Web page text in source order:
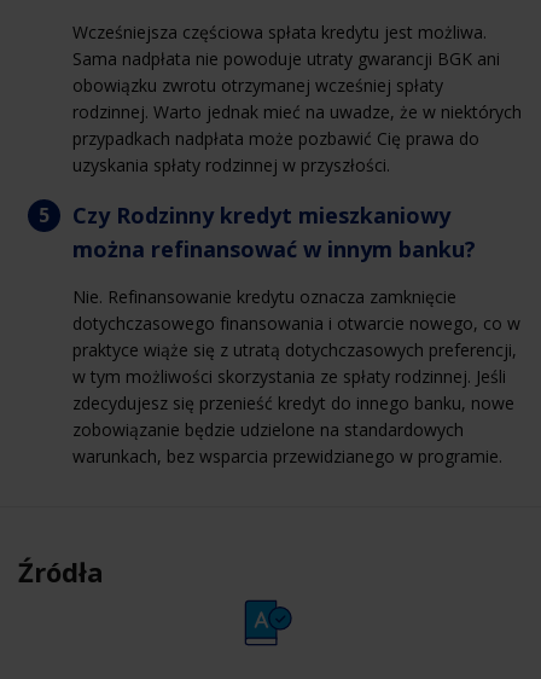
Wcześniejsza częściowa spłata kredytu jest możliwa.
Sama nadpłata nie powoduje utraty gwarancji BGK ani
obowiązku zwrotu otrzymanej wcześniej spłaty
rodzinnej. Warto jednak mieć na uwadze, że w niektórych
przypadkach nadpłata może pozbawić Cię prawa do
uzyskania spłaty rodzinnej w przyszłości.
Czy Rodzinny kredyt mieszkaniowy
można refinansować w innym banku?
Nie. Refinansowanie kredytu oznacza zamknięcie
dotychczasowego finansowania i otwarcie nowego, co w
praktyce wiąże się z utratą dotychczasowych preferencji,
w tym możliwości skorzystania ze spłaty rodzinnej. Jeśli
zdecydujesz się przenieść kredyt do innego banku, nowe
zobowiązanie będzie udzielone na standardowych
warunkach, bez wsparcia przewidzianego w programie.
Źródła